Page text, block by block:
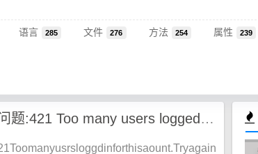
语言 285 文件 276 方法 254 属性 239
宝塔FTP用FileZilla Server连接出现问题:421 Too many users logged in for